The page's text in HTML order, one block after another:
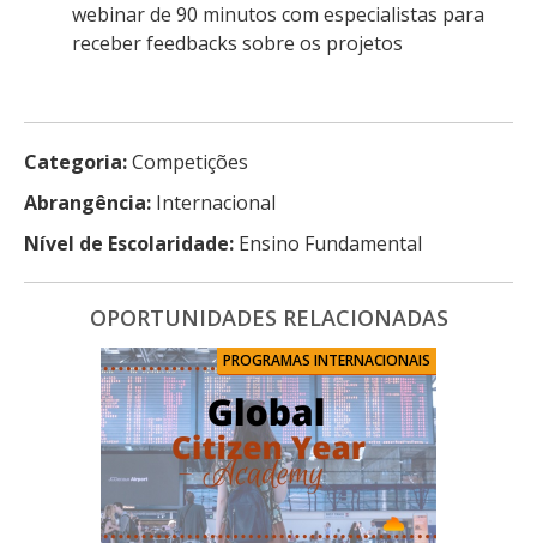
webinar de 90 minutos com especialistas para
receber feedbacks sobre os projetos
Categoria:Competições
Abrangência: Internacional
Nível de Escolaridade: Ensino Fundamental
OPORTUNIDADES RELACIONADAS
PROGRAMAS INTERNACIONAIS